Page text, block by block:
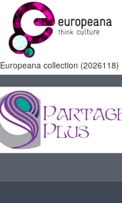
Europeana collection (2026118)